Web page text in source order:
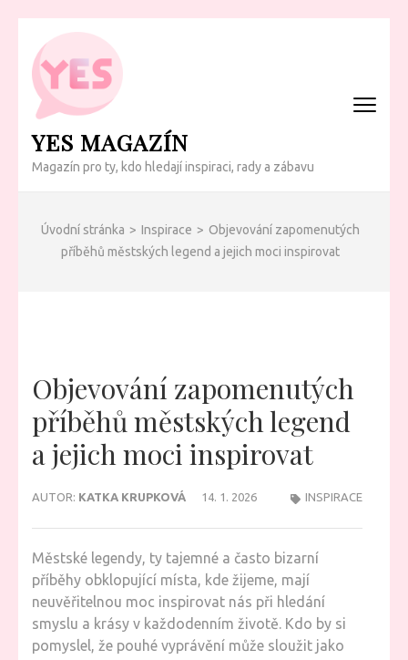
Přeskočit
obsah
(Enter)
YES MAGAZÍN
Magazín pro ty, kdo hledají inspiraci, rady a zábavu
Úvodní stránka > Inspirace > Objevování zapomenutých
příběhů městských legend a jejich moci inspirovat
Objevování zapomenutých
příběhů městských legend
a jejich moci inspirovat
AUTOR: KATKA KRUPKOVÁ 14. 1. 2026 INSPIRACE
Městské legendy, ty tajemné a často bizarní
příběhy obklopující místa, kde žijeme, mají
neuvěřitelnou moc inspirovat nás při hledání
smyslu a krásy v každodenním životě. Kdo by si
pomyslel, že pouhé vyprávění může sloužit jako